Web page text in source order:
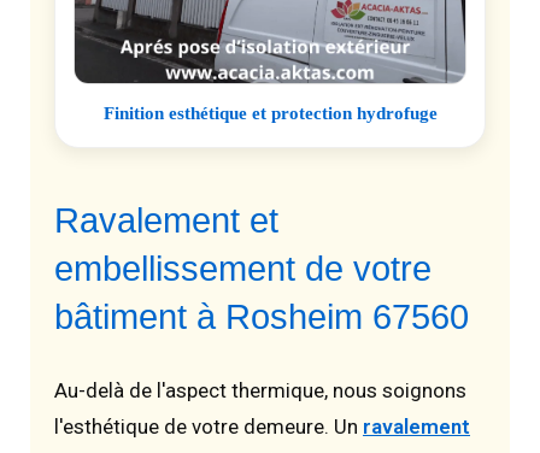
Finition esthétique et protection hydrofuge
Ravalement et
embellissement de votre
bâtiment à Rosheim 67560
Au-delà de l'aspect thermique, nous soignons
l'esthétique de votre demeure. Un ravalement